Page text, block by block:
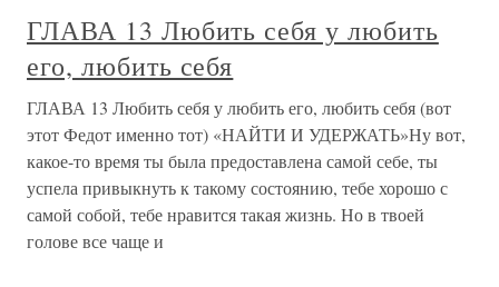
ГЛАВА 13 Любить себя у любить
его, любить себя
ГЛАВА 13 Любить себя у любить его, любить себя (вот
этот Федот именно тот) «НАЙТИ И УДЕРЖАТЬ»Ну вот,
какое-то время ты была предоставлена самой себе, ты
успела привыкнуть к такому состоянию, тебе хорошо с
самой собой, тебе нравится такая жизнь. Но в твоей
голове все чаще и